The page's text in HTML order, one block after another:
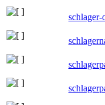
schlager-